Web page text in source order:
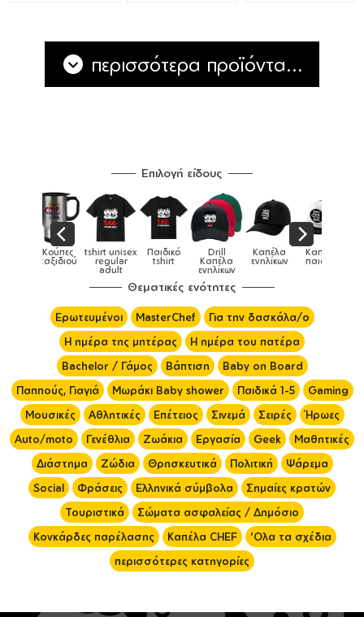
περισσότερα προϊόντα...
Επιλογή είδους
Drill
Καπέλα
Καπέλα
ενηλίκων
Καπέλα
παιδικά Κούπες Κούπες
ειδικές
Θεματικές ενότητες
Ερωτευμένοι MasterChef
Για την δασκάλα/ο
Η ημέρα της μητέρας
Η ημέρα του πατέρα
Bachelor / Γάμος
Βάπτιση
Baby on Board
Παππούς, Γιαγιά
Μωράκι Baby shower Παιδικά 1-5
Gaming
Μουσικές
Αθλητικές Επέτειος Σινεμά Σειρές
Ήρωες
Auto/moto
Γενέθλια Ζωάκια Εργασία Geek
Μαθητικές
Διάστημα
Ζώδια Θρησκευτικά Πολιτική
Ψάρεμα
Social
Φράσεις Ελληνικά σύμβολα
Σημαίες κρατών
Τουριστικά
Σώματα ασφαλείας / Δημόσιο
Κονκάρδες παρέλασης
Καπέλα CHEF
'Ολα τα σχέδια
περισσότερες κατηγορίες